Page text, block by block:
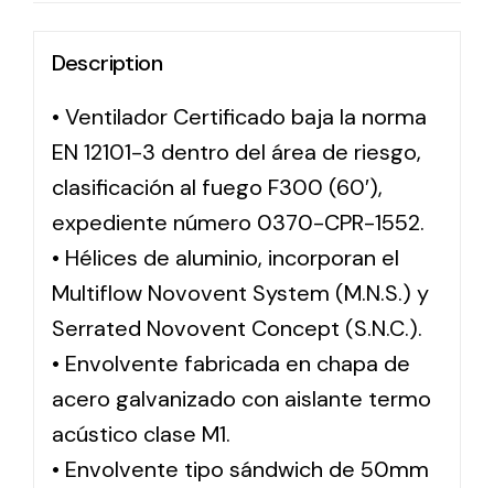
Description
• Ventilador Certificado baja la norma
EN 12101-3 dentro del área de riesgo,
clasificación al fuego F300 (60′),
expediente número 0370-CPR-1552.
• Hélices de aluminio, incorporan el
Multiflow Novovent System (M.N.S.) y
Serrated Novovent Concept (S.N.C.).
• Envolvente fabricada en chapa de
acero galvanizado con aislante termo
acústico clase M1.
• Envolvente tipo sándwich de 50mm